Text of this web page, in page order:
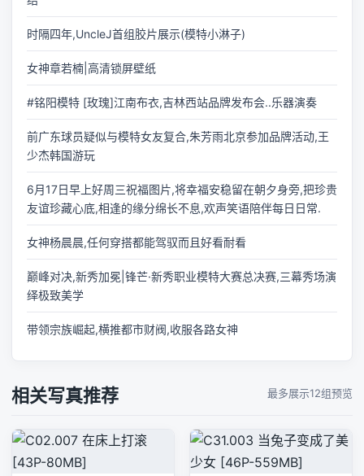
时隔四年,UncleJ首组胶片展示(模特小淋子)
女神章若楠|高清锁屏壁纸
#铭阳模特 [玫瑰]江南布衣,吉林西站品牌发布会..乐器演奏
前广东球员疑似与模特女友复合,朱芳雨北京参加品牌活动,王
少杰韩国游玩
6月17日早上好周三祝福图片,将幸福安稳留在朝夕身旁,把珍贵
友谊珍藏心底,相逢的缘分绵长不息,欢声笑语陪伴每日日常.
女神杨晨晨,任何穿搭都能驾驭而且好看耐看
巅峰对决,新秀加冕|锋芒·新秀职业模特大赛总决赛,三幕秀场演
绎极致美学
带领宗族崛起,横推都市财阀,收服各路女神
相关写真推荐 最多展示12组预览